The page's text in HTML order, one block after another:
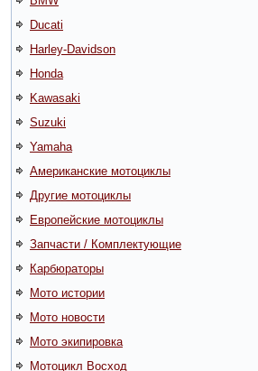
Ducati
Harley-Davidson
Honda
Kawasaki
Suzuki
Yamaha
Американские мотоциклы
Другие мотоциклы
Европейские мотоциклы
Запчасти / Комплектующие
Карбюраторы
Мото истории
Мото новости
Мото экипировка
Мотоцикл Восход